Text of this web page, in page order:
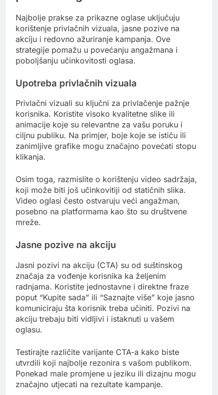
Najbolje prakse za prikazne oglase uključuju
korištenje privlačnih vizuala, jasne pozive na
akciju i redovno ažuriranje kampanja. Ove
strategije pomažu u povećanju angažmana i
poboljšanju učinkovitosti oglasa.
Upotreba privlačnih vizuala
Privlačni vizuali su ključni za privlačenje pažnje
korisnika. Koristite visoko kvalitetne slike ili
animacije koje su relevantne za vašu poruku i
ciljnu publiku. Na primjer, boje koje se ističu ili
zanimljive grafike mogu značajno povećati stopu
klikanja.
Osim toga, razmislite o korištenju video sadržaja,
koji može biti još učinkovitiji od statičnih slika.
Video oglasi često ostvaruju veći angažman,
posebno na platformama kao što su društvene
mreže.
Jasne pozive na akciju
Jasni pozivi na akciju (CTA) su od suštinskog
značaja za vođenje korisnika ka željenim
radnjama. Koristite jednostavne i direktne fraze
poput “Kupite sada” ili “Saznajte više” koje jasno
komuniciraju šta korisnik treba učiniti. Pozivi na
akciju trebaju biti vidljivi i istaknuti u vašem
oglasu.
Testirajte različite varijante CTA-a kako biste
utvrdili koji najbolje rezonira s vašom publikom.
Ponekad male promjene u jeziku ili dizajnu mogu
značajno utjecati na rezultate kampanje.